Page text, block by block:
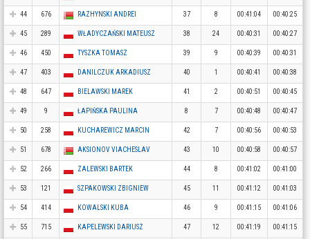
44 676 RAZHYNSKI ANDREI 37 8 00:41:04 00:40:25
45 289 WŁADYCZAŃSKI MATEUSZ 38 24 00:40:31 00:40:27
46 450 TYSZKA TOMASZ 39 9 00:40:39 00:40:31
47 403 DANILCZUK ARKADIUSZ 40 1 00:40:41 00:40:38
48 647 BIELAWSKI MAREK 41 2 00:40:51 00:40:45
49 9 ŁAPIŃSKA PAULINA 8 7 00:40:48 00:40:47
50 258 KUCHAREWICZ MARCIN 42 7 00:40:56 00:40:53
51 678 AKSIONOV VIACHESLAV 43 10 00:40:58 00:40:57
52 266 ZALEWSKI BARTEK 44 8 00:41:02 00:41:00
53 121 SZPAKOWSKI ZBIGNIEW 45 11 00:41:12 00:41:03
54 414 KOWALSKI KUBA 46 9 00:41:15 00:41:06
55 715 KAPELEWSKI DARIUSZ 47 12 00:41:19 00:41:15